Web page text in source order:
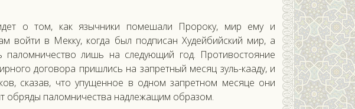
о том, как язычники помешали Пророку, мир ему и
войти в Мекку, когда был подписан Худейбийский мир, а
лишь на следующий год. Противостояние
договора пришлись на запретный месяц зуль-кааду, и
сказав, что упущенное в одном запретном месяце они
обряды паломничества надлежащим образом.